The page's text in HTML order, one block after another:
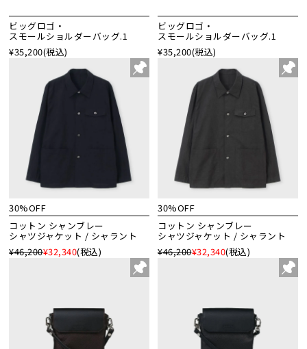
ビッグロゴ・
スモールショルダーバッグ.1
¥35,200(税込)
ビッグロゴ・
スモールショルダーバッグ.1
¥35,200(税込)
30%OFF
コットン シャンブレー
シャツジャケット / シャラント
¥46,200¥32,340(税込)
30%OFF
コットン シャンブレー
シャツジャケット / シャラント
¥46,200¥32,340(税込)